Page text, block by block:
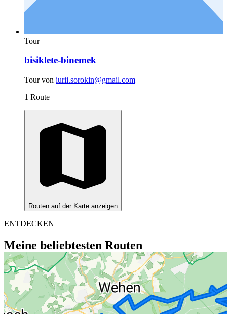
Tour
bisiklete-binemek
Tour von iurii.sorokin@gmail.com
1 Route
Routen auf der Karte anzeigen
ENTDECKEN
Meine beliebtesten Routen